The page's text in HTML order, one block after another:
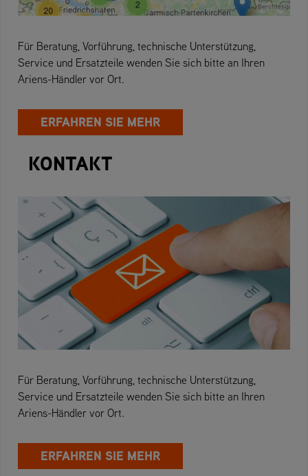
Für Beratung, Vorführung, technische Unterstützung,
Service und Ersatzteile wenden Sie sich bitte an Ihren
Ariens-Händler vor Ort.
ERFAHREN SIE MEHR
KONTAKT
Für Beratung, Vorführung, technische Unterstützung,
Service und Ersatzteile wenden Sie sich bitte an Ihren
Ariens-Händler vor Ort.
ERFAHREN SIE MEHR